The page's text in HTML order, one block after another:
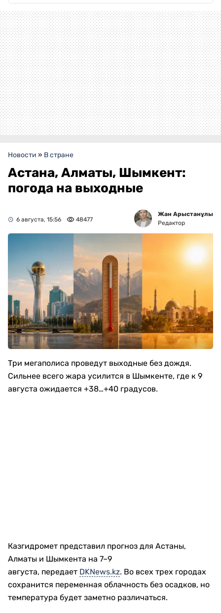
Новости » В стране
Астана, Алматы, Шымкент:
погода на выходные
6 августа, 15:56 48477
Жан Арыстанұлы
Редактор
Три мегаполиса проведут выходные без дождя.
Сильнее всего жара усилится в Шымкенте, где к 9
августа ожидается +38…+40 градусов.
Казгидромет представил прогноз для Астаны,
Алматы и Шымкента на 7–9
августа, передает DKNews.kz. Во всех трех городах
сохранится переменная облачность без осадков, но
температура будет заметно различаться.